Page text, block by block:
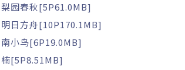
园春秋[5P61.0MB]
日方舟[10P170.1MB]
小鸟[6P19.0MB]
[5P8.51MB]